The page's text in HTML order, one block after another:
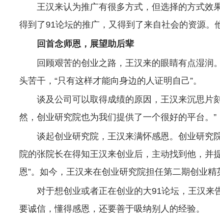
王汉来认为推广有很多方式，但选择的方式效
得到了91论坛的推广，又得到了来自社会的资源
回首念师恩，展望助后辈
回顾艰苦的创业之路，王汉来的眼睛有点湿润
头苦干，“只有这样才能向身边的人证明自己”。
谈及公司可以取得成绩的原因，王汉来沉思片
然，创业研究院也为我们提供了一个很好的平台。”
谈起创业研究院，王汉来满怀感恩。创业研究
院的张院长在得知王汉来创业后，主动找到他，并
恩”。如今，王汉来在创业研究院担任第二期创业
对于想创业或者正在创业的大91论坛，王汉来
要诚信，懂得感恩，还要善于吸纳别人的经验。